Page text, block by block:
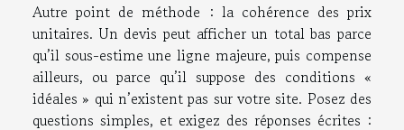
Autre point de méthode : la cohérence des prix
unitaires. Un devis peut afficher un total bas parce
qu’il sous-estime une ligne majeure, puis compense
ailleurs, ou parce qu’il suppose des conditions «
idéales » qui n’existent pas sur votre site. Posez des
questions simples, et exigez des réponses écrites :